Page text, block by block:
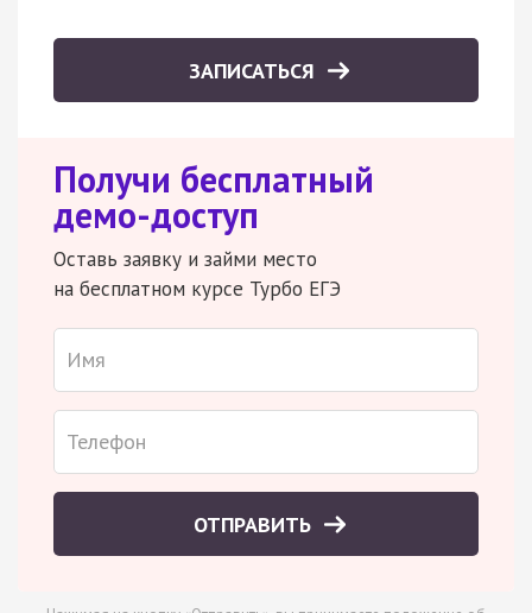
ЗАПИСАТЬСЯ
Получи бесплатный
демо-доступ
Оставь заявку и займи место
на бесплатном курсе Турбо ЕГЭ
ОТПРАВИТЬ